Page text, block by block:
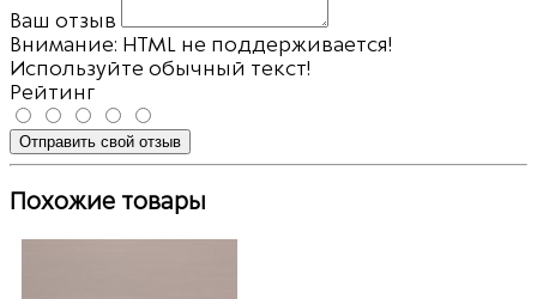
Ваш отзыв
Внимание: HTML не поддерживается!
Используйте обычный текст!
Рейтинг
Отправить свой отзыв
Похожие товары